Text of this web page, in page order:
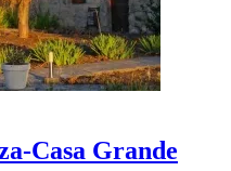
Casa Grande